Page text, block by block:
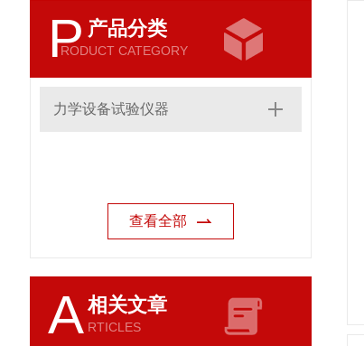
P 产品分类
RODUCT CATEGORY
力学设备试验仪器
查看全部
A相关文章
RTICLES